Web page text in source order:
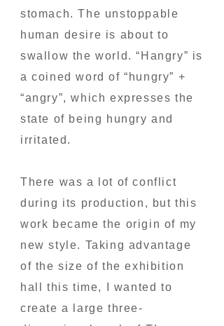
stomach. The unstoppable
human desire is about to
swallow the world. “Hangry” is
a coined word of “hungry” +
“angry”, which expresses the
state of being hungry and
irritated.
There was a lot of conflict
during its production, but this
work became the origin of my
new style. Taking advantage
of the size of the exhibition
hall this time, I wanted to
create a large three-